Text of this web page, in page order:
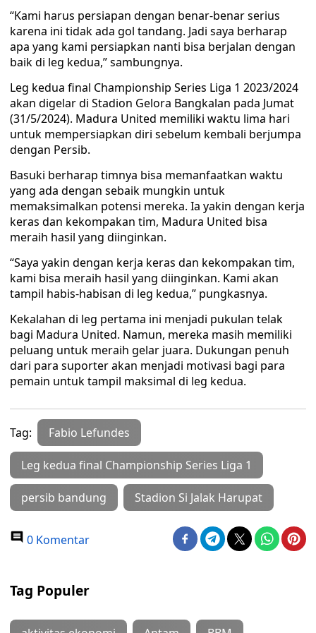
“Kami harus persiapan dengan benar-benar serius
karena ini tidak ada gol tandang. Jadi saya berharap
apa yang kami persiapkan nanti bisa berjalan dengan
baik di leg kedua,” sambungnya.
Leg kedua final Championship Series Liga 1 2023/2024
akan digelar di Stadion Gelora Bangkalan pada Jumat
(31/5/2024). Madura United memiliki waktu lima hari
untuk mempersiapkan diri sebelum kembali berjumpa
dengan Persib.
Basuki berharap timnya bisa memanfaatkan waktu
yang ada dengan sebaik mungkin untuk
memaksimalkan potensi mereka. Ia yakin dengan kerja
keras dan kekompakan tim, Madura United bisa
meraih hasil yang diinginkan.
“Saya yakin dengan kerja keras dan kekompakan tim,
kami bisa meraih hasil yang diinginkan. Kami akan
tampil habis-habisan di leg kedua,” pungkasnya.
Kekalahan di leg pertama ini menjadi pukulan telak
bagi Madura United. Namun, mereka masih memiliki
peluang untuk meraih gelar juara. Dukungan penuh
dari para suporter akan menjadi motivasi bagi para
pemain untuk tampil maksimal di leg kedua.
Tag: Fabio Lefundes
Leg kedua final Championship Series Liga 1
persib bandung Stadion Si Jalak Harupat
0 Komentar
Tag Populer